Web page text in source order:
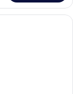
d’hôtel avec un grand